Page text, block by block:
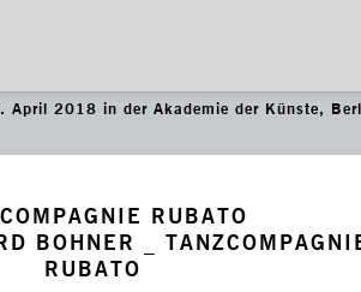
April 2018 in der Akademie der Künste,
RUBATO
BOHNER _
RUBATO